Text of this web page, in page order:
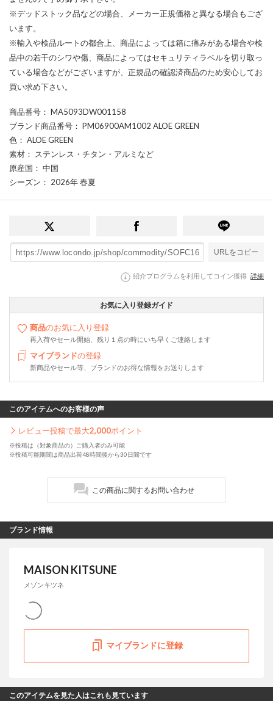
※デッドストック品などの場合、メーカー正規価格と異なる場合もござ
います。
※輸入や検品ルートの都合上、商品によっては箱に痛みがある場合や検
品中の若干のシワや傷、商品によってはセキュリティラベルを切り取っ
ている場合などがございますが、正規品の確認済商品のため安心してお
買い求め下さい。
商品番号 ： MA5093DW001158
ブランド商品番号 ： PM06900AM1002 ALOE GREEN
色 ： ALOE GREEN
素材 ： ステンレス・チタン・アルミなど
原産国 ： 中国
シーズン ： 2026年 春夏
URLをコピー
紹介プログラムを利用してコイン獲得 詳細
お気に入り登録ガイド
商品のお気に入り登録
再入荷やセール開始、残り１点の時にいち早くご連絡します
マイブランドの登録
新商品やセール等、ブランドのお得な情報をお送りします
このアイテムへのお客様の声
レビュー投稿で最大2,000ポイント
※投稿は（対象商品の）ご購入者のみ可能
※投稿可能期間は商品出荷48時間後から30日間です
この商品に関するお問い合わせ
ブランド情報
MAISON KITSUNE
メゾンキツネ
マイブランドに登録
このアイテムを見た人はこれも見ています